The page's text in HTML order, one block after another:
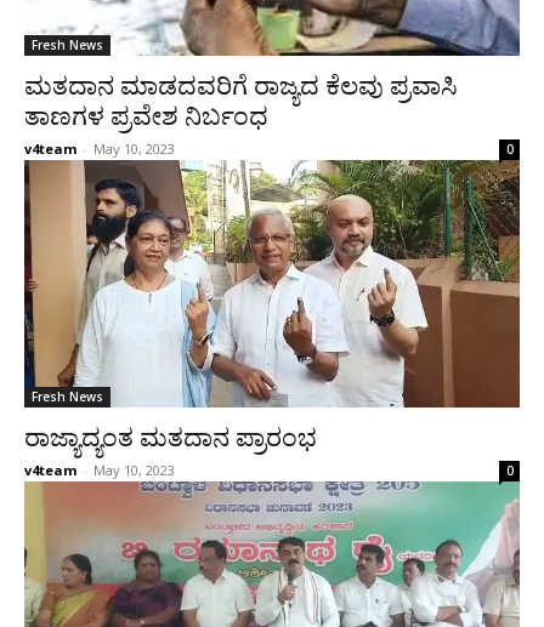
Fresh News
ಮತದಾನ ಮಾಡದವರಿಗೆ ರಾಜ್ಯದ ಕೆಲವು ಪ್ರವಾಸಿ
ತಾಣಗಳ ಪ್ರವೇಶ ನಿರ್ಬಂಧ
v4team - May 10, 2023 0
Fresh News
ರಾಜ್ಯಾದ್ಯಂತ ಮತದಾನ ಪ್ರಾರಂಭ
v4team - May 10, 2023 0